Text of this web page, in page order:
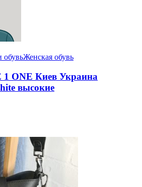
обувьЖенская обувь
ONE Киев Украина
высокие